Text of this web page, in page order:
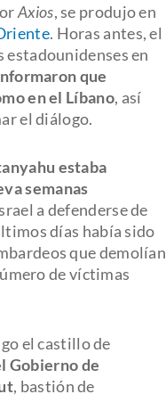
Axios, se produjo en
. Horas antes, el
estadounidenses en
que
en el Líbano, así
el diálogo.
estaba
semanas
a defenderse de
días había sido
que demolían
de víctimas
el castillo de
Gobierno de
, bastión de